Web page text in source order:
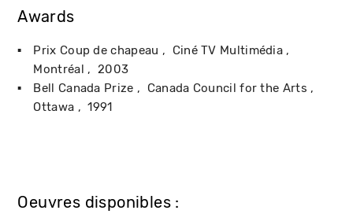
Awards
Prix Coup de chapeau
Ciné TV Multimédia
Montréal
2003
Bell Canada Prize
Canada Council for the Arts
Ottawa
1991
Oeuvres disponibles :